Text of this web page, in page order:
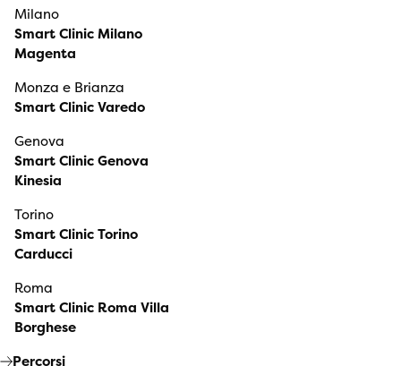
Milano
Smart Clinic Milano
Magenta
Monza e Brianza
Smart Clinic Varedo
Genova
Smart Clinic Genova
Kinesia
Torino
Smart Clinic Torino
Carducci
Roma
Smart Clinic Roma Villa
Borghese
Percorsi